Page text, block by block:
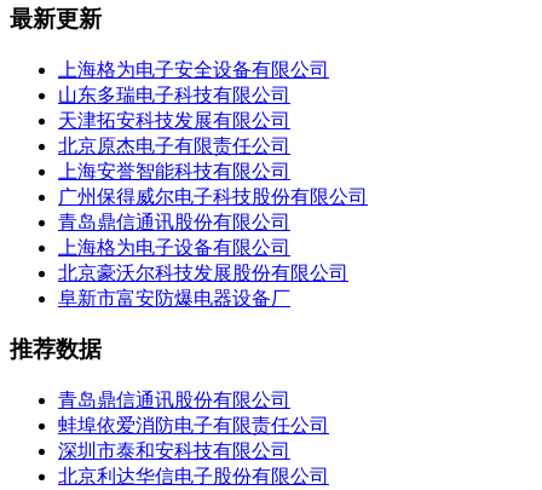
最新更新
上海格为电子安全设备有限公司
山东多瑞电子科技有限公司
天津拓安科技发展有限公司
北京原杰电子有限责任公司
上海安誉智能科技有限公司
广州保得威尔电子科技股份有限公司
青岛鼎信通讯股份有限公司
上海格为电子设备有限公司
北京豪沃尔科技发展股份有限公司
阜新市富安防爆电器设备厂
推荐数据
青岛鼎信通讯股份有限公司
蚌埠依爱消防电子有限责任公司
深圳市泰和安科技有限公司
北京利达华信电子股份有限公司